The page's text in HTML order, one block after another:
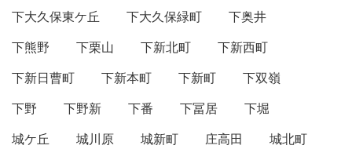
下大久保東ケ丘
下大久保緑町
下奥井
下熊野
下栗山 下新北町
下新西町
下新日曹町
下新本町 下新町
下双嶺
下野
下野新 下番 下冨居
下堀
城ケ丘
城川原 城新町 庄高田
城北町